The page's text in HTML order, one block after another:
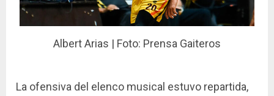
Albert Arias | Foto: Prensa Gaiteros
La ofensiva del elenco musical estuvo repartida,